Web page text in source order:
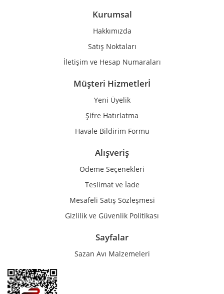
Ürün bilgilerinde hatalar bulunuyor.
Gönder
Kurumsal
Hakkımızda
Satış Noktaları
İletişim ve Hesap Numaraları
Müşteri Hizmetlerİ
Yeni Üyelik
Şifre Hatırlatma
Havale Bildirim Formu
Alışveriş
Ödeme Seçenekleri
Teslimat ve İade
Mesafeli Satış Sözleşmesi
Gizlilik ve Güvenlik Politikası
Sayfalar
Sazan Avı Malzemeleri